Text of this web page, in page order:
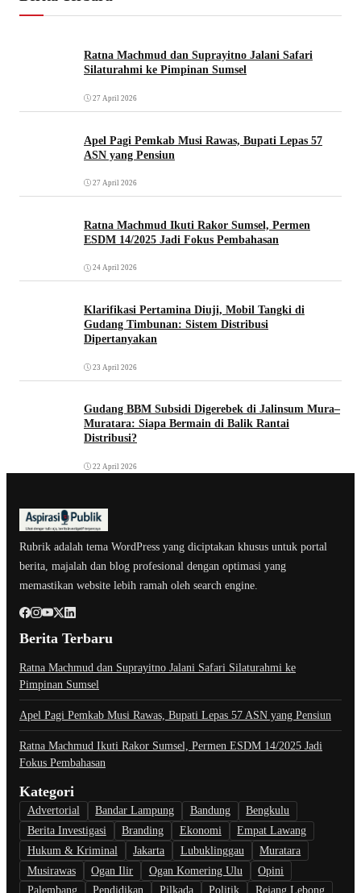
Ratna Machmud dan Suprayitno Jalani Safari
Silaturahmi ke Pimpinan Sumsel
27 April 2026
Apel Pagi Pemkab Musi Rawas, Bupati Lepas 57
ASN yang Pensiun
27 April 2026
Ratna Machmud Ikuti Rakor Sumsel, Permen
ESDM 14/2025 Jadi Fokus Pembahasan
24 April 2026
Klarifikasi Pertamina Diuji, Mobil Tangki di
Gudang Timbunan: Sistem Distribusi
Dipertanyakan
23 April 2026
Gudang BBM Subsidi Digerebek di Jalinsum Mura–
Muratara: Siapa Bermain di Balik Rantai
Distribusi?
22 April 2026
Rubrik adalah tema WordPress yang diciptakan khusus untuk portal
berita, majalah dan blog profesional dengan optimasi yang
memastikan website lebih ramah oleh search engine.
Berita Terbaru
Ratna Machmud dan Suprayitno Jalani Safari Silaturahmi ke
Pimpinan Sumsel
Apel Pagi Pemkab Musi Rawas, Bupati Lepas 57 ASN yang Pensiun
Ratna Machmud Ikuti Rakor Sumsel, Permen ESDM 14/2025 Jadi
Fokus Pembahasan
Kategori
Advertorial Bandar Lampung Bandung
Bengkulu
Berita Investigasi
Branding Ekonomi
Empat Lawang
Hukum & Kriminal
Jakarta Lubuklinggau
Muratara
Musirawas
Ogan Ilir Ogan Komering Ulu
Opini
Palembang
Pendidikan Pilkada Politik Rejang Lebong